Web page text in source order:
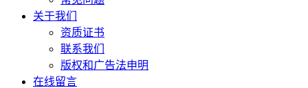
关于我们
资质证书
联系我们
版权和广告法申明
在线留言